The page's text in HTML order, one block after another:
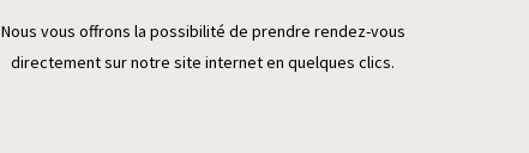
Nous vous offrons la possibilité de prendre rendez-vous
directement sur notre site internet en quelques clics.